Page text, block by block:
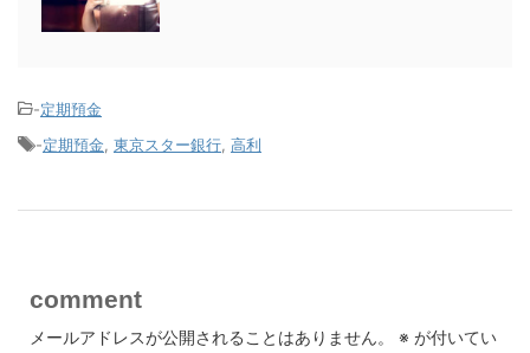
-定期預金
-定期預金 東京スター銀行 高利
comment
メールアドレスが公開されることはありません。 ※ が付いてい